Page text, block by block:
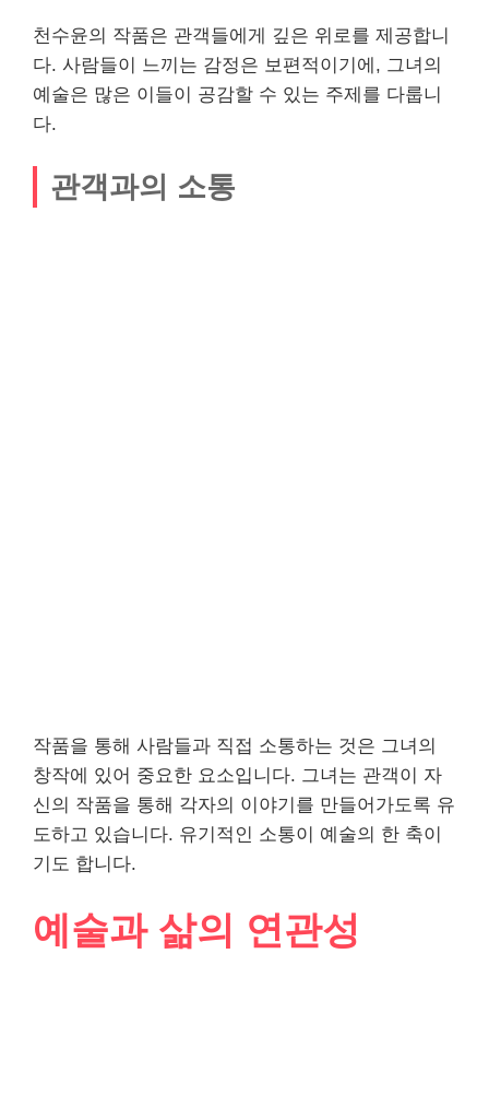
천수윤의 작품은 관객들에게 깊은 위로를 제공합니
다. 사람들이 느끼는 감정은 보편적이기에, 그녀의
예술은 많은 이들이 공감할 수 있는 주제를 다룹니
다.
관객과의 소통
작품을 통해 사람들과 직접 소통하는 것은 그녀의
창작에 있어 중요한 요소입니다. 그녀는 관객이 자
신의 작품을 통해 각자의 이야기를 만들어가도록 유
도하고 있습니다. 유기적인 소통이 예술의 한 축이
기도 합니다.
예술과 삶의 연관성